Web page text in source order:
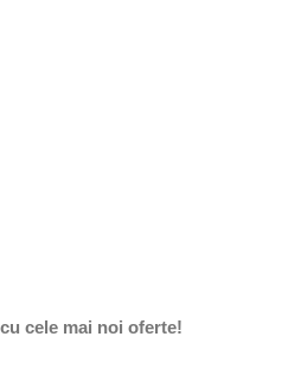
cele mai noi oferte!